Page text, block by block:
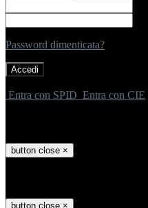
Password dimenticata?
Entra con SPID Entra con CIE
button close ×
button close ×